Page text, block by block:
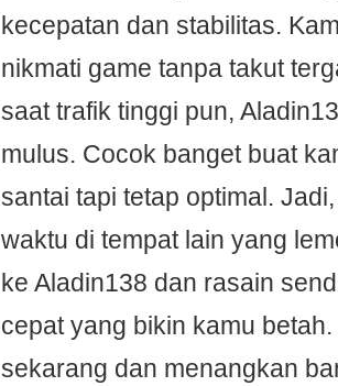
kecepatan dan stabilitas.
nikmati game tanpa takut
saat trafik tinggi pun,
mulus. Cocok banget buat
santai tapi tetap optimal.
waktu di tempat lain yang
ke Aladin138 dan rasain
cepat yang bikin kamu
sekarang dan menangkan